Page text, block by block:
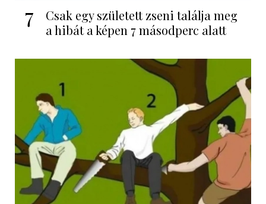
7
Csak egy született zseni találja meg
a hibát a képen 7 másodperc alatt